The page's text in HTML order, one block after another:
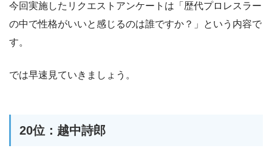
今回実施したリクエストアンケートは「歴代プロレスラー
の中で性格がいいと感じるのは誰ですか？」という内容で
す。
では早速見ていきましょう。
20位：越中詩郎